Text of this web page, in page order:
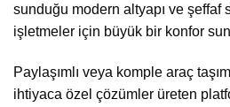
sunduğu modern altyapı ve şeffaf
işletmeler için büyük bir konfor
Paylaşımlı veya komple araç
ihtiyaca özel çözümler üreten